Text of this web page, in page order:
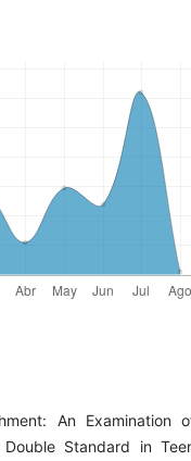
An Examination
Standard in